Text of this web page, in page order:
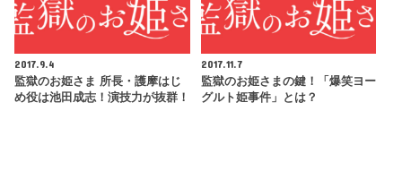
2017.9.4
監獄のお姫さま 所長・護摩はじ
め役は池田成志！演技力が抜群！
2017.11.7
監獄のお姫さまの鍵！「爆笑ヨー
グルト姫事件」とは？